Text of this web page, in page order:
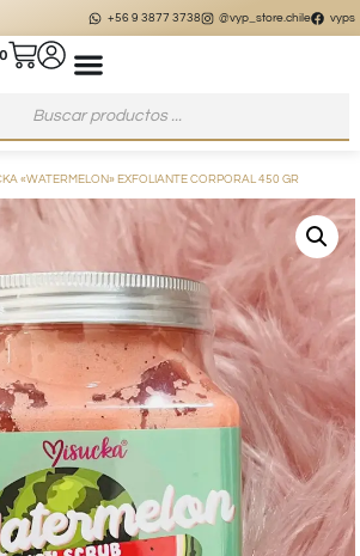
@vyp_store.chile vypstore.cl
0
«WATERMELON» EXFOLIANTE CORPORAL 450 GR